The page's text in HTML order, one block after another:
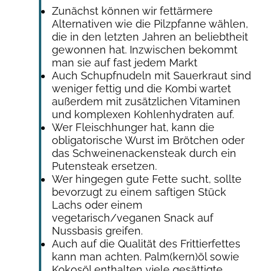
Zunächst können wir fettärmere
Alternativen wie die Pilzpfanne wählen,
die in den letzten Jahren an beliebtheit
gewonnen hat. Inzwischen bekommt
man sie auf fast jedem Markt
Auch Schupfnudeln mit Sauerkraut sind
weniger fettig und die Kombi wartet
außerdem mit zusätzlichen Vitaminen
und komplexen Kohlenhydraten auf.
Wer Fleischhunger hat, kann die
obligatorische Wurst im Brötchen oder
das Schweinenackensteak durch ein
Putensteak ersetzen.
Wer hingegen gute Fette sucht, sollte
bevorzugt zu einem saftigen Stück
Lachs oder einem
vegetarisch/veganen Snack auf
Nussbasis greifen.
Auch auf die Qualität des Frittierfettes
kann man achten. Palm(kern)öl sowie